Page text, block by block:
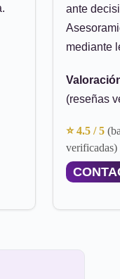
ante
mediante
(reseñas
⭐ 4.5 / 5
verificadas)